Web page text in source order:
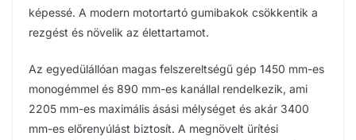
képessé. A modern motortartó gumibakok csökkentik a
rezgést és növelik az élettartamot.
Az egyedülállóan magas felszereltségű gép 1450 mm-es
monogémmel és 890 mm-es kanállal rendelkezik, ami
2205 mm-es maximális ásási mélységet és akár 3400
mm-es előrenyúlást biztosít. A megnövelt ürítési